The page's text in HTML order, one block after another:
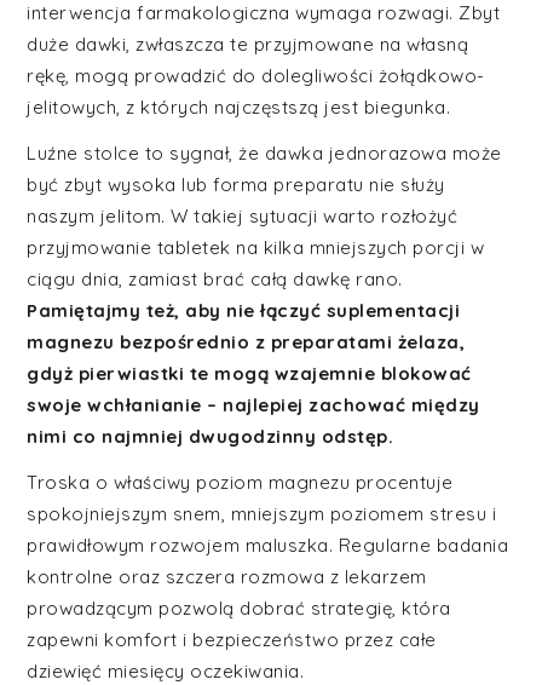
interwencja farmakologiczna wymaga rozwagi. Zbyt
duże dawki, zwłaszcza te przyjmowane na własną
rękę, mogą prowadzić do dolegliwości żołądkowo-
jelitowych, z których najczęstszą jest biegunka.
Luźne stolce to sygnał, że dawka jednorazowa może
być zbyt wysoka lub forma preparatu nie służy
naszym jelitom. W takiej sytuacji warto rozłożyć
przyjmowanie tabletek na kilka mniejszych porcji w
ciągu dnia, zamiast brać całą dawkę rano.
Pamiętajmy też, aby nie łączyć suplementacji
magnezu bezpośrednio z preparatami żelaza,
gdyż pierwiastki te mogą wzajemnie blokować
swoje wchłanianie – najlepiej zachować między
nimi co najmniej dwugodzinny odstęp.
Troska o właściwy poziom magnezu procentuje
spokojniejszym snem, mniejszym poziomem stresu i
prawidłowym rozwojem maluszka. Regularne badania
kontrolne oraz szczera rozmowa z lekarzem
prowadzącym pozwolą dobrać strategię, która
zapewni komfort i bezpieczeństwo przez całe
dziewięć miesięcy oczekiwania.